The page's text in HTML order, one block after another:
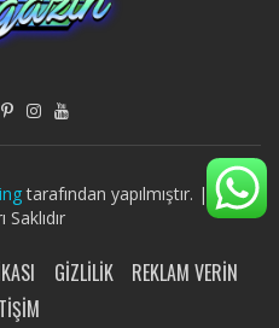
tarafından yapılmıştır. | Tüm
Saklıdır
GIZLILIK
REKLAM VERIN